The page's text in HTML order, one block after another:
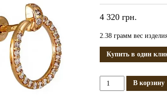
4 320 грн.
2.38 грамм вес
Купить в один
Количество
Золотые
В корзину